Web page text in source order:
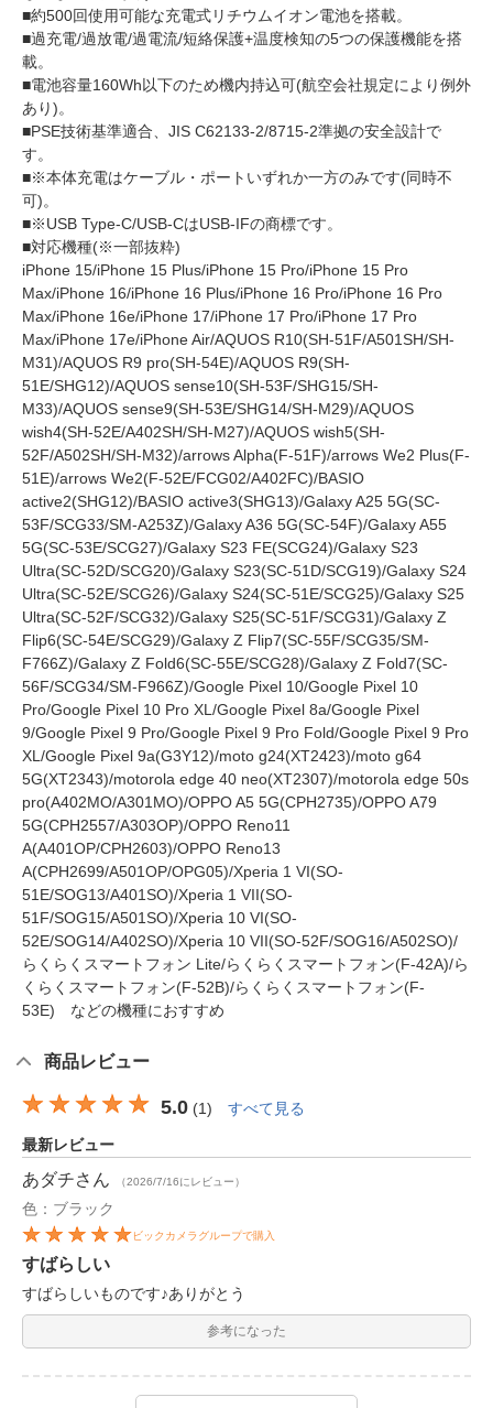
■約500回使用可能な充電式リチウムイオン電池を搭載。
■過充電/過放電/過電流/短絡保護+温度検知の5つの保護機能を搭
載。
■電池容量160Wh以下のため機内持込可(航空会社規定により例外
あり)。
■PSE技術基準適合、JIS C62133-2/8715-2準拠の安全設計で
す。
■※本体充電はケーブル・ポートいずれか一方のみです(同時不
可)。
■※USB Type-C/USB-CはUSB-IFの商標です。
■対応機種(※一部抜粋)
iPhone 15/iPhone 15 Plus/iPhone 15 Pro/iPhone 15 Pro
Max/iPhone 16/iPhone 16 Plus/iPhone 16 Pro/iPhone 16 Pro
Max/iPhone 16e/iPhone 17/iPhone 17 Pro/iPhone 17 Pro
Max/iPhone 17e/iPhone Air/AQUOS R10(SH-51F/A501SH/SH-
M31)/AQUOS R9 pro(SH-54E)/AQUOS R9(SH-
51E/SHG12)/AQUOS sense10(SH-53F/SHG15/SH-
M33)/AQUOS sense9(SH-53E/SHG14/SH-M29)/AQUOS
wish4(SH-52E/A402SH/SH-M27)/AQUOS wish5(SH-
52F/A502SH/SH-M32)/arrows Alpha(F-51F)/arrows We2 Plus(F-
51E)/arrows We2(F-52E/FCG02/A402FC)/BASIO
active2(SHG12)/BASIO active3(SHG13)/Galaxy A25 5G(SC-
53F/SCG33/SM-A253Z)/Galaxy A36 5G(SC-54F)/Galaxy A55
5G(SC-53E/SCG27)/Galaxy S23 FE(SCG24)/Galaxy S23
Ultra(SC-52D/SCG20)/Galaxy S23(SC-51D/SCG19)/Galaxy S24
Ultra(SC-52E/SCG26)/Galaxy S24(SC-51E/SCG25)/Galaxy S25
Ultra(SC-52F/SCG32)/Galaxy S25(SC-51F/SCG31)/Galaxy Z
Flip6(SC-54E/SCG29)/Galaxy Z Flip7(SC-55F/SCG35/SM-
F766Z)/Galaxy Z Fold6(SC-55E/SCG28)/Galaxy Z Fold7(SC-
56F/SCG34/SM-F966Z)/Google Pixel 10/Google Pixel 10
Pro/Google Pixel 10 Pro XL/Google Pixel 8a/Google Pixel
9/Google Pixel 9 Pro/Google Pixel 9 Pro Fold/Google Pixel 9 Pro
XL/Google Pixel 9a(G3Y12)/moto g24(XT2423)/moto g64
5G(XT2343)/motorola edge 40 neo(XT2307)/motorola edge 50s
pro(A402MO/A301MO)/OPPO A5 5G(CPH2735)/OPPO A79
5G(CPH2557/A303OP)/OPPO Reno11
A(A401OP/CPH2603)/OPPO Reno13
A(CPH2699/A501OP/OPG05)/Xperia 1 VI(SO-
51E/SOG13/A401SO)/Xperia 1 VII(SO-
51F/SOG15/A501SO)/Xperia 10 VI(SO-
52E/SOG14/A402SO)/Xperia 10 VII(SO-52F/SOG16/A502SO)/
らくらくスマートフォン Lite/らくらくスマートフォン(F-42A)/ら
くらくスマートフォン(F-52B)/らくらくスマートフォン(F-
53E) などの機種におすすめ
商品レビュー
5.0 (1) すべて見る
最新レビュー
あダチさん （2026/7/16にレビュー）
色：ブラック
ビックカメラグループで購入
すばらしい
すばらしいものです♪ありがとう
参考になった